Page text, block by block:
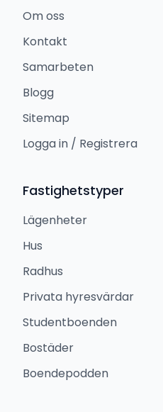
Om oss
Kontakt
Samarbeten
Blogg
Sitemap
Logga in / Registrera
Fastighetstyper
Lägenheter
Hus
Radhus
Privata hyresvärdar
Studentboenden
Bostäder
Boendepodden